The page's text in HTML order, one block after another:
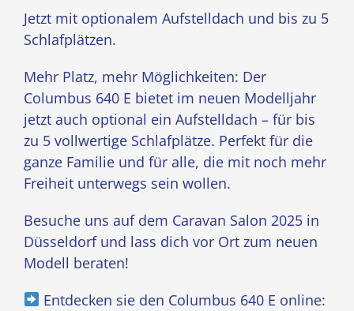
Jetzt mit optionalem Aufstelldach und bis zu 5
Schlafplätzen.
Mehr Platz, mehr Möglichkeiten: Der
Columbus 640 E bietet im neuen Modelljahr
jetzt auch optional ein Aufstelldach – für bis
zu 5 vollwertige Schlafplätze. Perfekt für die
ganze Familie und für alle, die mit noch mehr
Freiheit unterwegs sein wollen.
Besuche uns auf dem Caravan Salon 2025 in
Düsseldorf und lass dich vor Ort zum neuen
Modell beraten!
Entdecken sie den Columbus 640 E online: